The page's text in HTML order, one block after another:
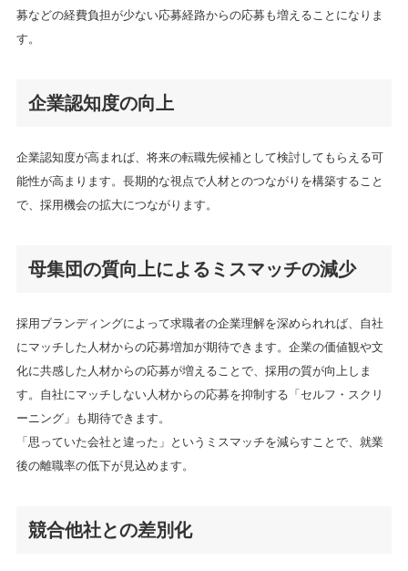
募などの経費負担が少ない応募経路からの応募も増えることになりま
す。
企業認知度の向上
企業認知度が高まれば、将来の転職先候補として検討してもらえる可
能性が高まります。長期的な視点で人材とのつながりを構築すること
で、採用機会の拡大につながります。
母集団の質向上によるミスマッチの減少
採用ブランディングによって求職者の企業理解を深められれば、自社
にマッチした人材からの応募増加が期待できます。企業の価値観や文
化に共感した人材からの応募が増えることで、採用の質が向上しま
す。自社にマッチしない人材からの応募を抑制する「セルフ・スクリ
ーニング」も期待できます。
「思っていた会社と違った」というミスマッチを減らすことで、就業
後の離職率の低下が見込めます。
競合他社との差別化